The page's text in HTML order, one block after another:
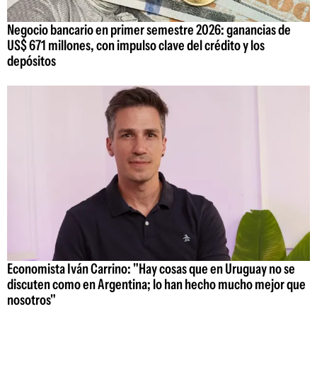
Negocio bancario en primer semestre 2026: ganancias de
US$ 671 millones, con impulso clave del crédito y los
depósitos
Economista Iván Carrino: "Hay cosas que en Uruguay no se
discuten como en Argentina; lo han hecho mucho mejor que
nosotros"